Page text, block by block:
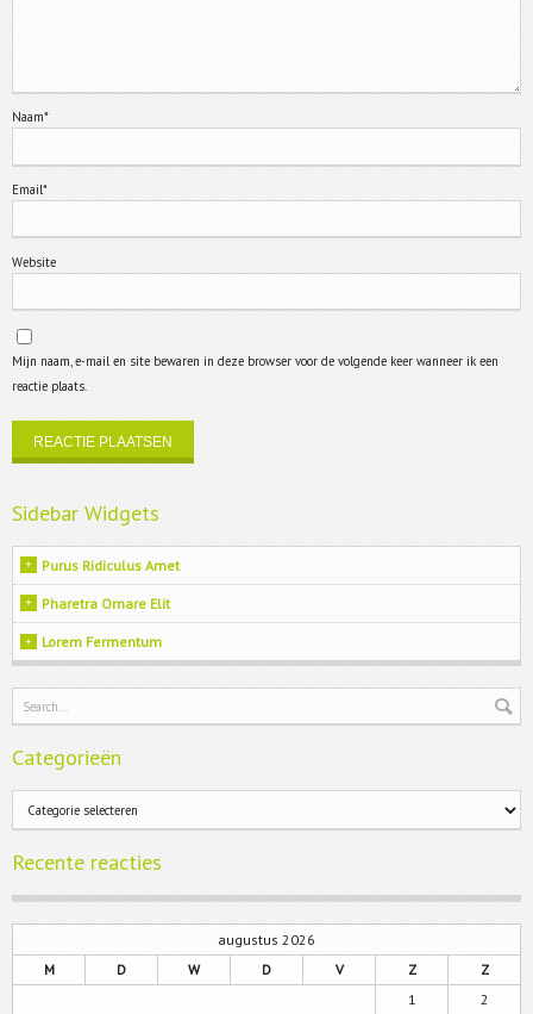
Naam*
Email*
Website
Mijn naam, e-mail en site bewaren in deze browser voor de volgende keer wanneer ik een
reactie plaats.
Sidebar Widgets
Purus Ridiculus Amet
Pharetra Ornare Elit
Lorem Fermentum
Categorieën
Recente reacties
augustus 2026
M
D W D V Z
Z
1
2